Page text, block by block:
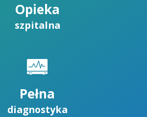
Opieka
szpitalna
Pełna
diagnostyka